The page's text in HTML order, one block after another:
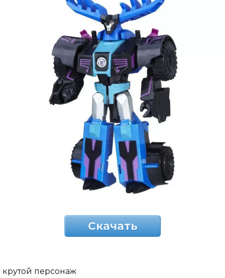
Скачать
крутой персонаж